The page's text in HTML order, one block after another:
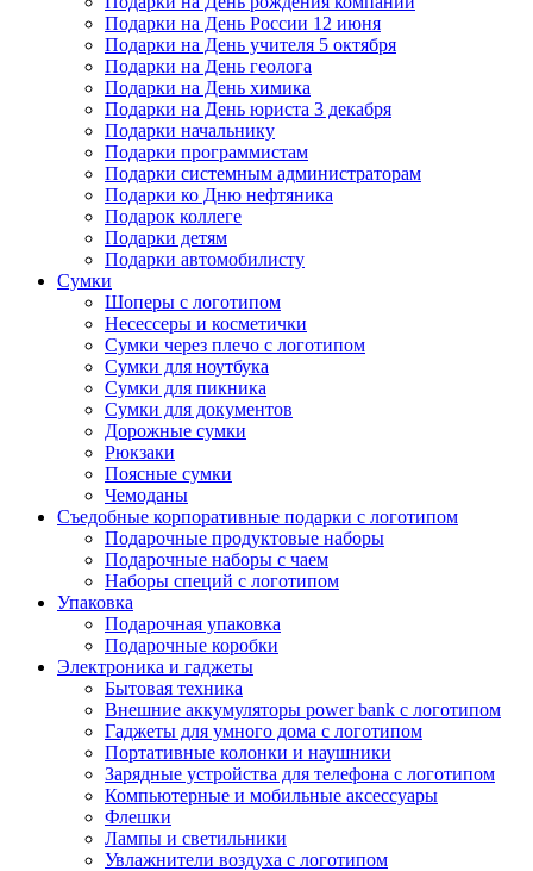
Подарки на День России 12 июня
Подарки на День учителя 5 октября
Подарки на День геолога
Подарки на День химика
Подарки на День юриста 3 декабря
Подарки начальнику
Подарки программистам
Подарки системным администраторам
Подарки ко Дню нефтяника
Подарок коллеге
Подарки детям
Подарки автомобилисту
Сумки
Шоперы с логотипом
Несессеры и косметички
Сумки через плечо с логотипом
Сумки для ноутбука
Сумки для пикника
Сумки для документов
Дорожные сумки
Рюкзаки
Поясные сумки
Чемоданы
Съедобные корпоративные подарки с логотипом
Подарочные продуктовые наборы
Подарочные наборы с чаем
Наборы специй с логотипом
Упаковка
Подарочная упаковка
Подарочные коробки
Электроника и гаджеты
Бытовая техника
Внешние аккумуляторы power bank с логотипом
Гаджеты для умного дома с логотипом
Портативные колонки и наушники
Зарядные устройства для телефона с логотипом
Компьютерные и мобильные аксессуары
Флешки
Лампы и светильники
Увлажнители воздуха с логотипом